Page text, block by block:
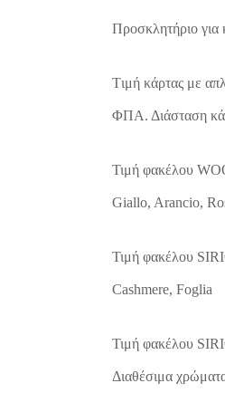
Προσκλητήριο για
Tιμή κάρτας με
ΦΠΑ. Διάσταση
Τιμή φακέλου
Giallo, Arancio,
Τιμή φακέλου
Cashmere, Foglia
Τιμή φακέλου
Διαθέσιμα